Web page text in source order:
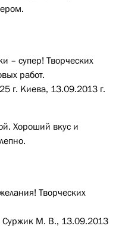
– супер! Творческих
работ.
г. Киева, 13.09.2013 г.
Хороший вкус и
Творческих
М. В., 13.09.2013